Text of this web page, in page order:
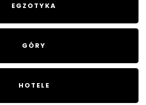
EGZOTYKA
GÓRY
HOTELE